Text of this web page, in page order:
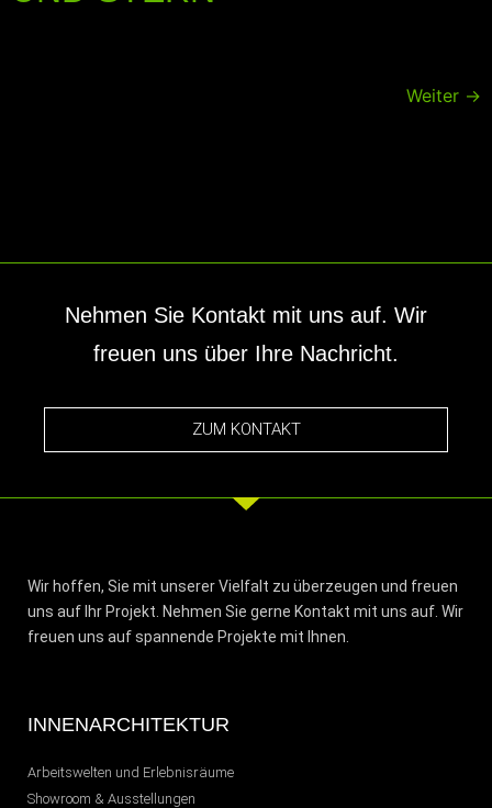
Weiter →
Nehmen Sie Kontakt mit uns auf. Wir
freuen uns über Ihre Nachricht.
ZUM KONTAKT
Wir hoffen, Sie mit unserer Vielfalt zu überzeugen und freuen
uns auf Ihr Projekt. Nehmen Sie gerne Kontakt mit uns auf. Wir
freuen uns auf spannende Projekte mit Ihnen.
INNENARCHITEKTUR
Arbeitswelten und Erlebnisräume
Showroom & Ausstellungen